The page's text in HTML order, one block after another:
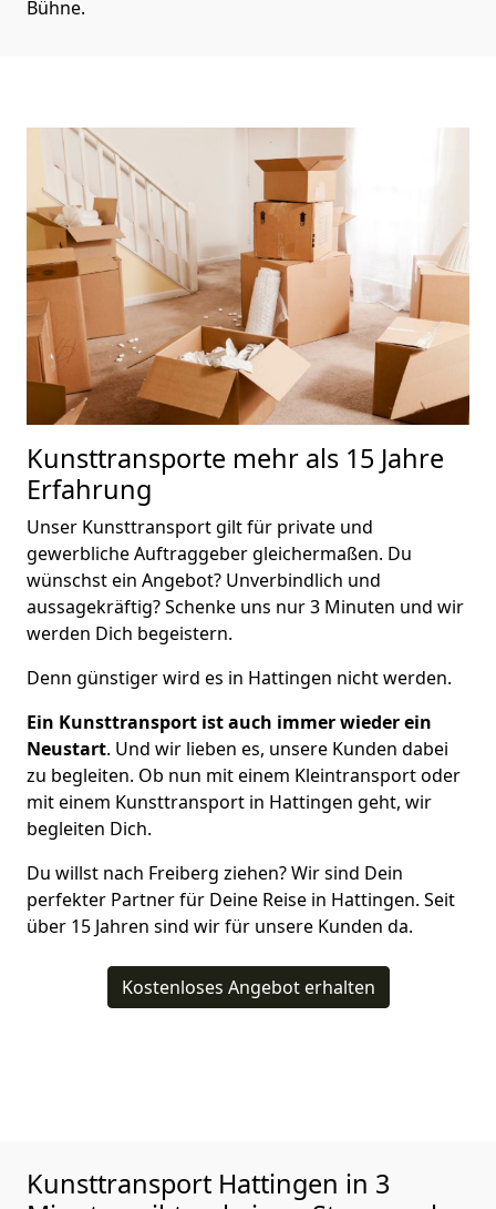
Bühne.
Kunsttransporte mehr als 15 Jahre
Erfahrung
Unser Kunsttransport gilt für private und
gewerbliche Auftraggeber gleichermaßen. Du
wünschst ein Angebot? Unverbindlich und
aussagekräftig? Schenke uns nur 3 Minuten und wir
werden Dich begeistern.
Denn günstiger wird es in Hattingen nicht werden.
Ein Kunsttransport ist auch immer wieder ein
Neustart. Und wir lieben es, unsere Kunden dabei
zu begleiten. Ob nun mit einem Kleintransport oder
mit einem Kunsttransport in Hattingen geht, wir
begleiten Dich.
Du willst nach Freiberg ziehen? Wir sind Dein
perfekter Partner für Deine Reise in Hattingen. Seit
über 15 Jahren sind wir für unsere Kunden da.
Kostenloses Angebot erhalten
Kunsttransport Hattingen in 3